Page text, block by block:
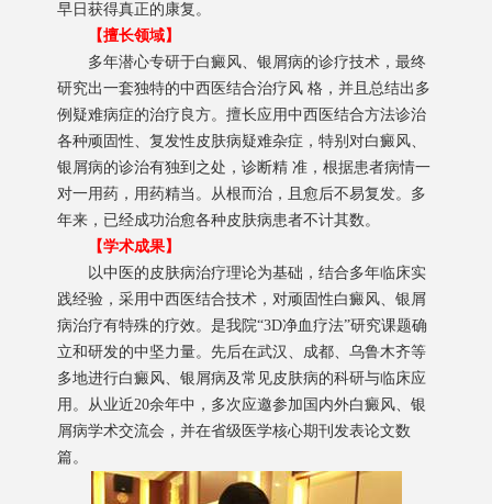
早日获得真正的康复。
【擅长领域】
多年潜心专研于白癜风、银屑病的诊疗技术，最终
研究出一套独特的中西医结合治疗风 格，并且总结出多
例疑难病症的治疗良方。擅长应用中西医结合方法诊治
各种顽固性、复发性皮肤病疑难杂症，特别对白癜风、
银屑病的诊治有独到之处，诊断精 准，根据患者病情一
对一用药，用药精当。从根而治，且愈后不易复发。多
年来，已经成功治愈各种皮肤病患者不计其数。
【学术成果】
以中医的皮肤病治疗理论为基础，结合多年临床实
践经验，采用中西医结合技术，对顽固性白癜风、银屑
病治疗有特殊的疗效。是我院“3D净血疗法”研究课题确
立和研发的中坚力量。先后在武汉、成都、乌鲁木齐等
多地进行白癜风、银屑病及常见皮肤病的科研与临床应
用。从业近20余年中，多次应邀参加国内外白癜风、银
屑病学术交流会，并在省级医学核心期刊发表论文数
篇。